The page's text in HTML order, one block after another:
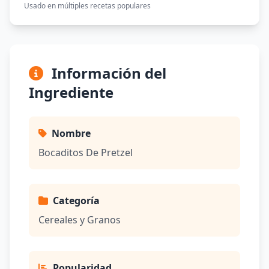
Usado en múltiples recetas populares
Información del
Ingrediente
Nombre
Bocaditos De Pretzel
Categoría
Cereales y Granos